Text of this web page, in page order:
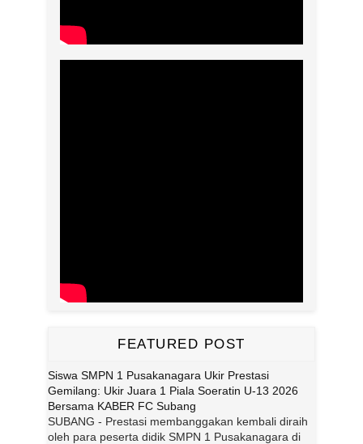
FEATURED POST
Siswa SMPN 1 Pusakanagara Ukir Prestasi
Gemilang: Ukir Juara 1 Piala Soeratin U-13 2026
Bersama KABER FC Subang
SUBANG - Prestasi membanggakan kembali diraih
oleh para peserta didik SMPN 1 Pusakanagara di